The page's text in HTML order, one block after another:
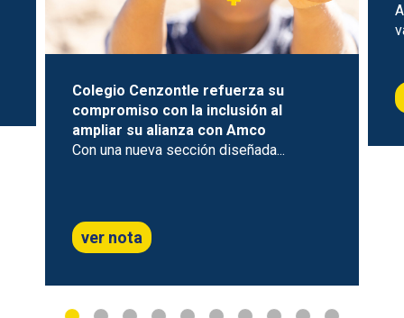
Colegio Cenzontle refuerza su
compromiso con la inclusión al
ampliar su alianza con Amco
Con una nueva sección diseñada...
ver nota